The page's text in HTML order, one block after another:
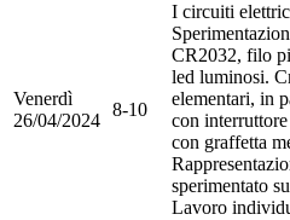
Venerdì
26/04/2024
8-10
I circuiti
CR2032, filo
led luminosi.
elementari, in
con
con graffetta
sperimentato
Lavoro